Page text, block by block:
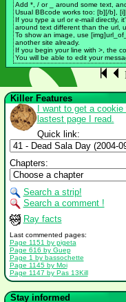
Add *, / or _ around some text,
Usual BBcode works too: [b][/b],
If you type a url or e-mail directly,
around text different than the url,
To show an image, use
another site already.
If you begin your line with >, the
You will be able to edit your
Killer Features
I want to get a cookie
lastest page I read.
Quick link:
Chapters:
Search a strip!
Search a comment !
Ray facts
Last commented pages:
Page 1151 by pigeta
Page 616 by Guep
Page 1 by bassochette
Page 1145 by Moi
Page 1147 by Pas 13Kill
Stay informed